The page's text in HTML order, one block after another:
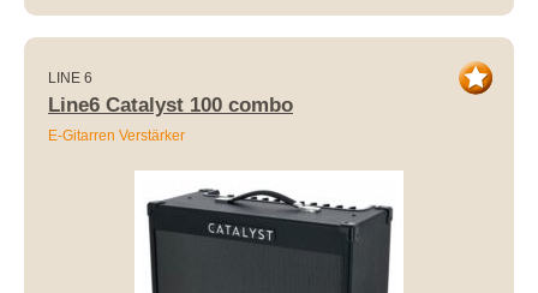
LINE 6
Line6 Catalyst 100 combo
E-Gitarren Verstärker